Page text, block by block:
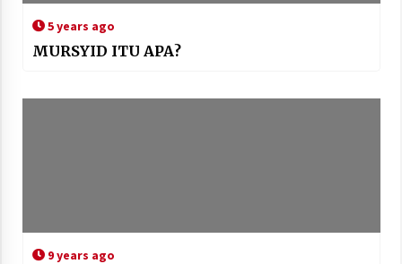
5 years ago
MURSYID ITU APA?
9 years ago